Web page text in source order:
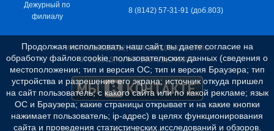
Дежурный по
филиалу
8 (8142) 57-31-91 (доб.803)
ИНН 7805029012, КПП 100103001, ОКПО
97163915, ОГРН 1037811048989
Продолжая использовать наш сайт, вы даете согласие на
обработку файлов cookie, пользовательских данных (сведения о
местоположении; тип и версия ОС; тип и версия Браузера; тип
устройства и разрешение его экрана; источник откуда пришел
на сайт пользователь; с какого сайта или по какой рекламе; язык
ОС и Браузера; какие страницы открывает и на какие кнопки
нажимает пользователь; ip-адрес) в целях функционирования
сайта и проведения статистических исследований и обзоров.